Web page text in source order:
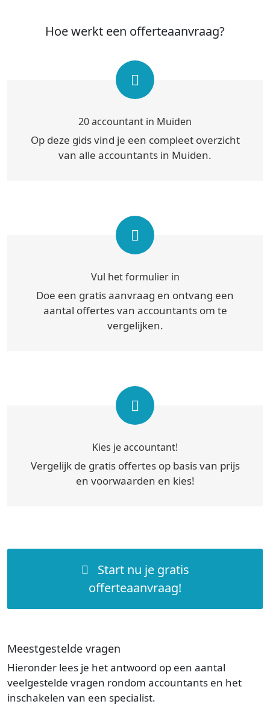
Hoe werkt een offerteaanvraag?
20 accountant in Muiden
Op deze gids vind je een compleet overzicht
van alle accountants in Muiden.
Vul het formulier in
Doe een gratis aanvraag en ontvang een
aantal offertes van accountants om te
vergelijken.
Kies je accountant!
Vergelijk de gratis offertes op basis van prijs
en voorwaarden en kies!
Start nu je gratis
offerteaanvraag!
Meestgestelde vragen
Hieronder lees je het antwoord op een aantal
veelgestelde vragen rondom accountants en het
inschakelen van een specialist.